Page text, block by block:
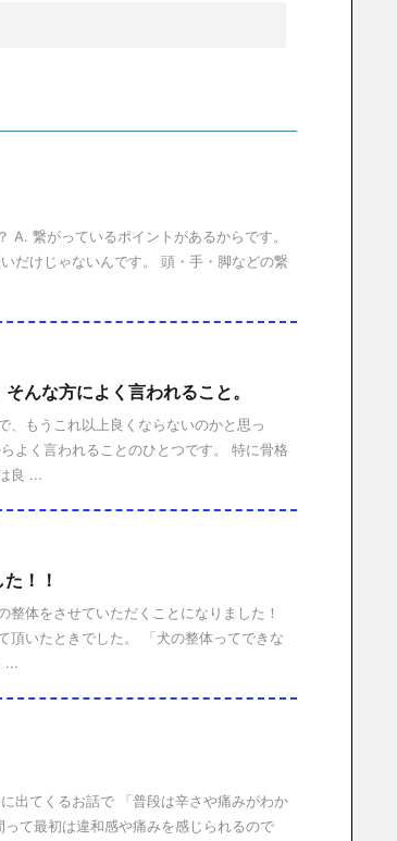
A. 繋がっているポイントがあるからです。
だけじゃないんです。 頭・手・脚などの繋
んな方によく言われること。
、もうこれ以上良くならないのかと思っ
よく言われることのひとつです。 特に骨格
良 ...
！！
整体をさせていただくことになりました！
頂いたときでした。 「犬の整体ってできな
...
出てくるお話で 「普段は辛さや痛みがわか
て最初は違和感や痛みを感じられるので